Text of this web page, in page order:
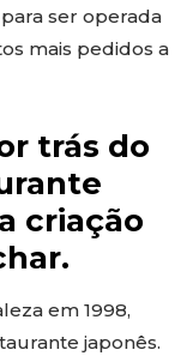
ser operada
mais pedidos a
trás do
criação
em 1998,
japonês.